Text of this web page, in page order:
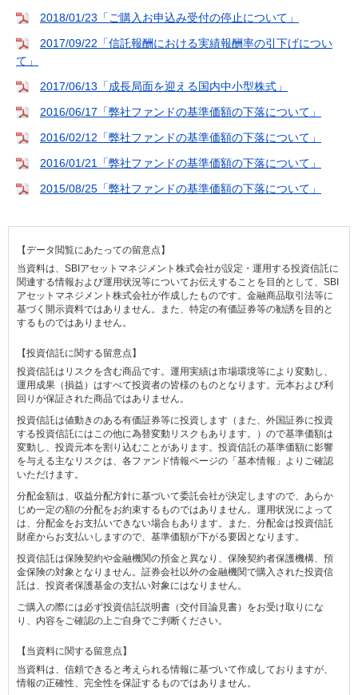
2018/01/23「ご購入お申込み受付の停止について」
2017/09/22「信託報酬における実績報酬率の引下げについ
て」
2017/06/13「成長局面を迎える国内中小型株式」
2016/06/17「弊社ファンドの基準価額の下落について」
2016/02/12「弊社ファンドの基準価額の下落について」
2016/01/21「弊社ファンドの基準価額の下落について」
2015/08/25「弊社ファンドの基準価額の下落について」
【データ閲覧にあたっての留意点】
当資料は、SBIアセットマネジメント株式会社が設定・運用する投資信託に
関連する情報および運用状況等についてお伝えすることを目的として、SBI
アセットマネジメント株式会社が作成したものです。金融商品取引法等に
基づく開示資料ではありません。また、特定の有価証券等の勧誘を目的と
するものではありません。
【投資信託に関する留意点】
投資信託はリスクを含む商品です。運用実績は市場環境等により変動し、
運用成果（損益）はすべて投資者の皆様のものとなります。元本および利
回りが保証された商品ではありません。
投資信託は値動きのある有価証券等に投資します（また、外国証券に投資
する投資信託にはこの他に為替変動リスクもあります。）ので基準価額は
変動し、投資元本を割り込むことがあります。投資信託の基準価額に影響
を与える主なリスクは、各ファンド情報ページの「基本情報」よりご確認
いただけます。
分配金額は、収益分配方針に基づいて委託会社が決定しますので、あらか
じめ一定の額の分配をお約束するものではありません。運用状況によって
は、分配金をお支払いできない場合もあります。また、分配金は投資信託
財産からお支払いしますので、基準価額が下がる要因となります。
投資信託は保険契約や金融機関の預金と異なり、保険契約者保護機構、預
金保険の対象となりません。証券会社以外の金融機関で購入された投資信
託は、投資者保護基金の支払い対象にはなりません。
ご購入の際には必ず投資信託説明書（交付目論見書）をお受け取りにな
り、内容をご確認の上ご自身でご判断ください。
【当資料に関する留意点】
当資料は、信頼できると考えられる情報に基づいて作成しておりますが、
情報の正確性、完全性を保証するものではありません。